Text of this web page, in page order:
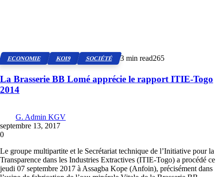
ECONOMIE KOI9 SOCIÉTÉ 3 min read265
La Brasserie BB Lomé apprécie le rapport ITIE-Togo
2014
G. Admin KGV
septembre 13, 2017
0
Le groupe multipartite et le Secrétariat technique de l’Initiative pour la
Transparence dans les Industries Extractives (ITIE-Togo) a procédé ce
jeudi 07 septembre 2017 à Assagba Kope (Anfoin), précisément dans